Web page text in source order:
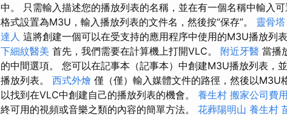
中。 只需輸入描述您的播放列表的名稱，並在有一個名稱中輸入可
格式設置為M3U，輸入播放列表的文件名，然後按“保存”。 靈骨塔
達人 這將創建一個可以在受支持的應用程序中使用的M3U播放列
下細紋醫美 首先，我們需要在計算機上打開VLC。 附近牙醫 當播
的中間選項。 您可以在記事本（記事本）中創建M3U播放列表，
播放列表。 西式外燴 僅（僅）輸入媒體文件的路徑，然後以M3U
以找到在VLC中創建自己的播放列表的機會。 養生村 搬家公司費用
終可用的視頻或音樂之類的內容的簡單方法。 花葬陽明山 養生村